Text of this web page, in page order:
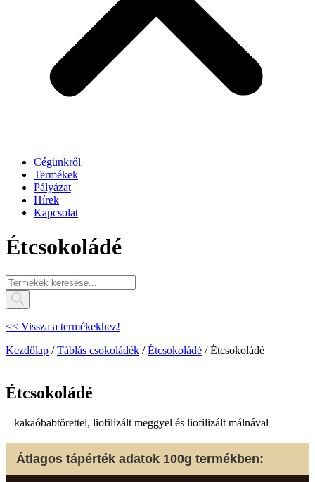
Cégünkről
Termékek
Pályázat
Hírek
Kapcsolat
Étcsokoládé
Products
search
<< Vissza a termékekhez!
Kezdőlap /Táblás csokoládék /Étcsokoládé / Étcsokoládé
Étcsokoládé
– kakaóbabtörettel, liofilizált meggyel és liofilizált málnával
Átlagos tápérték adatok 100g termékben: